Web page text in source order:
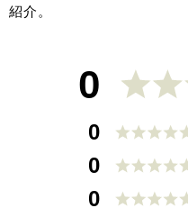
紹介。
0
0
0
0